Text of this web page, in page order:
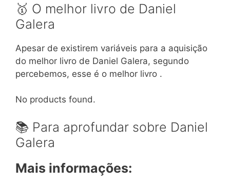
🥇 O melhor livro de Daniel
Galera
Apesar de existirem variáveis para a aquisição
do melhor livro de Daniel Galera, segundo
percebemos, esse é o melhor livro .
No products found.
📚 Para aprofundar sobre Daniel
Galera
Mais informações: